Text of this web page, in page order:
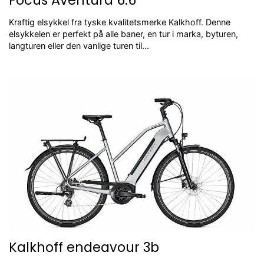
Kraftig elsykkel fra tyske kvalitetsmerke Kalkhoff. Denne
elsykkelen er perfekt på alle baner, en tur i marka, byturen,
langturen eller den vanlige turen til...
Kalkhoff endeavour 3b